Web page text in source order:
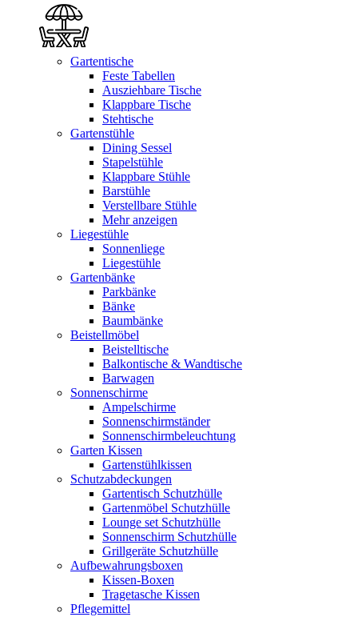
Gartentische
Feste Tabellen
Ausziehbare Tische
Klappbare Tische
Stehtische
Gartenstühle
Dining Sessel
Stapelstühle
Klappbare Stühle
Barstühle
Verstellbare Stühle
Mehr anzeigen
Liegestühle
Sonnenliege
Liegestühle
Gartenbänke
Parkbänke
Bänke
Baumbänke
Beistellmöbel
Beistelltische
Balkontische & Wandtische
Barwagen
Sonnenschirme
Ampelschirme
Sonnenschirmständer
Sonnenschirmbeleuchtung
Garten Kissen
Gartenstühlkissen
Schutzabdeckungen
Gartentisch Schutzhülle
Gartenmöbel Schutzhülle
Lounge set Schutzhülle
Sonnenschirm Schutzhülle
Grillgeräte Schutzhülle
Aufbewahrungsboxen
Kissen-Boxen
Tragetasche Kissen
Pflegemittel